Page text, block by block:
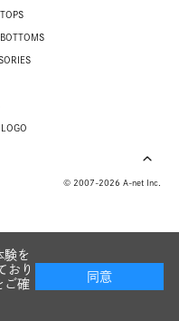
© 2007-2026 A-net Inc.
験を
おり
ご確
同意